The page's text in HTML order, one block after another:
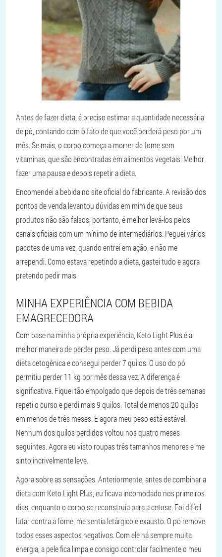
Antes de fazer dieta, é preciso estimar a quantidade necessária
de pó, contando com o fato de que você perderá peso por um
mês. Se mais, o corpo começa a morrer de fome sem
vitaminas, que são encontradas em alimentos vegetais. Melhor
fazer uma pausa e depois repetir a dieta.
Encomendei a bebida no site oficial do fabricante. A revisão dos
pontos de venda levantou dúvidas em mim de que seus
produtos não são falsos, portanto, é melhor levá-los pelos
canais oficiais com um mínimo de intermediários. Peguei vários
pacotes de uma vez, quando entrei em ação, e não me
arrependi. Como estava repetindo a dieta, gastei tudo e agora
pretendo pedir mais.
MINHA EXPERIÊNCIA COM BEBIDA
EMAGRECEDORA
Com base na minha própria experiência, Keto Light Plus é a
melhor maneira de perder peso. Já perdi peso antes com uma
dieta cetogênica e consegui perder 7 quilos. O uso do pó
permitiu perder 11 kg por mês dessa vez. A diferença é
significativa. Fiquei tão empolgado que depois de três semanas
repeti o curso e perdi mais 9 quilos. Total de menos 20 quilos
em menos de três meses. E agora meu peso está estável.
Nenhum dos quilos perdidos voltou nos quatro meses
seguintes. Agora eu visto roupas três tamanhos menores e me
sinto incrivelmente leve.
Agora sobre as sensações. Anteriormente, antes de combinar a
dieta com Keto Light Plus, eu ficava incomodado nos primeiros
dias, enquanto o corpo se reconstruía para a cetose. Foi difícil
lutar contra a fome, me sentia letárgico e exausto. O pó remove
todos esses aspectos negativos. Com ele há sempre muita
energia, a pele fica limpa e consigo controlar facilmente o meu